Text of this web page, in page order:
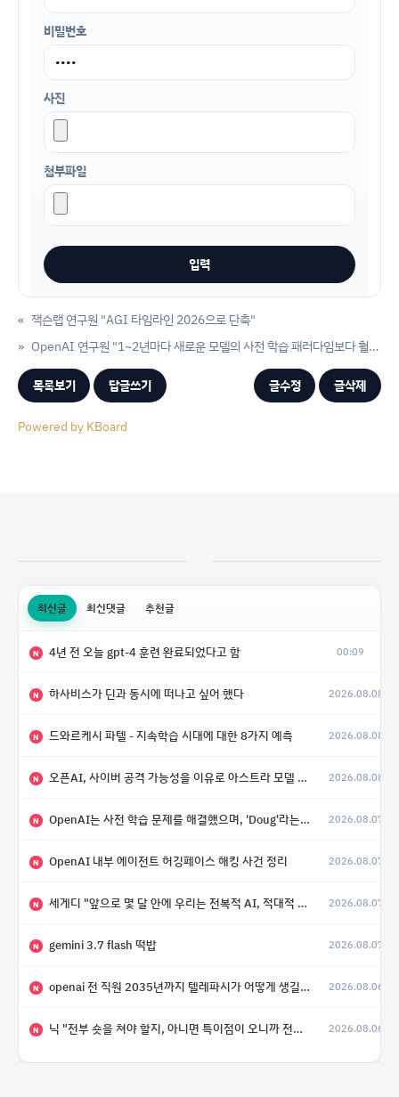
비밀번호
사진
첨부파일
« 잭슨랩 연구원 "AGI 타임라인 2026으로 단축"
OpenAI 연구원 "1~2년마다 새로운 모델의 사전 학습 패러다임보다 훨씬 빨라"
»
목록보기 답글쓰기 글수정 글삭제
Powered by KBoard
최신글 최신댓글 추천글
N 4년 전 오늘 gpt-4 훈련 완료되었다고 함 00:09
N 하사비스가 딘과 동시에 떠나고 싶어 했다 2026.08.08
N 드와르케시 파텔 - 지속학습 시대에 대한 8가지 예측 2026.08.08
N 오픈AI, 사이버 공격 가능성을 이유로 아스트라 모델 출시 연기 2026.08.08
N OpenAI는 사전 학습 문제를 해결했으며, 'Doug'라는 코드명을 가진 훨씬 더 큰 모델을 활발히 개발 중 2026.08.07
N OpenAI 내부 에이전트 허깅페이스 해킹 사건 정리 2026.08.07
N 세게디 "앞으로 몇 달 안에 우리는 전복적 AI, 적대적 AI 둘 다 보게 될 것" 2026.08.07
N gemini 3.7 flash 떡밥 2026.08.07
N openai 전 직원 2035년까지 텔레파시가 어떻게 생길 수 있는지 2026.08.06
N 닉 "전부 숏을 쳐야 할지, 아니면 특이점이 오니까 전부 롱을 쳐야 할지 모르겠다.” 2026.08.06